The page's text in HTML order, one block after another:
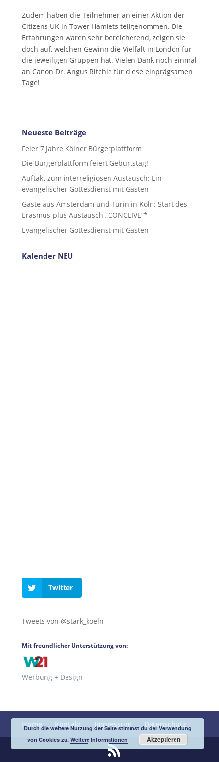
Zudem haben die Teilnehmer an einer Aktion der
Citizens UK in Tower Hamlets teilgenommen. Die
Erfahrungen waren sehr bereicherend, zeigen sie
doch auf, welchen Gewinn die Vielfalt in London für
die jeweiligen Gruppen hat. Vielen Dank noch einmal
an Canon Dr. Angus Ritchie für diese einprägsamen
Tage!
Neueste Beiträge
Feier 7 Jahre Kölner Bürgerplattform
Die Bürgerplattform feiert Geburtstag!
Auftakt zum interreligiösen Austausch: Ein
evangelischer Gottesdienst mit Gästen
Gäste aus Amsterdam und Turin in Köln: Start des
Erasmus-plus Austausch „CONCEIVE“*
Evangelischer Gottesdienst mit Gästen
Kalender NEU
Twitter
Tweets von @stark_koeln
Mit freundlicher Unterstützung von:
Werbung + Design
Home Kontakt Impressum Datenschutz
Durch die weitere Nutzung der Seite stimmst du der Verwendung
von Cookies zu.Weitere Informationen Akzeptieren